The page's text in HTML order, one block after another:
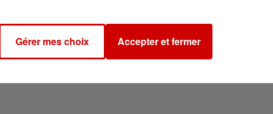
Gérer mes choix Accepter et fermer